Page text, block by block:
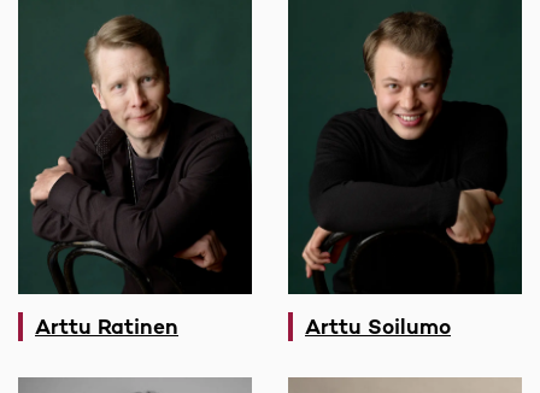
Arttu Ratinen Arttu Soilumo